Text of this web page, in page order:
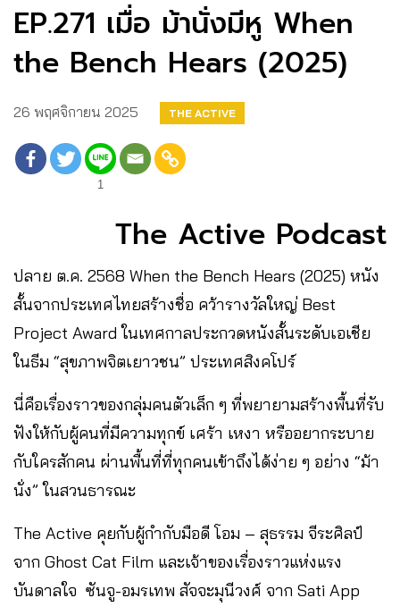
EP.271 เมื่อ ม้านั่งมีหู When
the Bench Hears (2025)
26 พฤศจิกายน 2025 THE ACTIVE
1
The Active Podcast
ปลาย ต.ค. 2568 When the Bench Hears (2025) หนัง
สั้นจากประเทศไทยสร้างชื่อ คว้ารางวัลใหญ่ Best
Project Award ในเทศกาลประกวดหนังสั้นระดับเอเชีย
ในธีม “สุขภาพจิตเยาวชน” ประเทศสิงคโปร์
นี่คือเรื่องราวของกลุ่มคนตัวเล็ก ๆ ที่พยายามสร้างพื้นที่รับ
ฟังให้กับผู้คนที่มีความทุกข์ เศร้า เหงา หรืออยากระบาย
กับใครสักคน ผ่านพื้นที่ที่ทุกคนเข้าถึงได้ง่าย ๆ อย่าง “ม้า
นั่ง” ในสวนธารณะ
The Active คุยกับผู้กำกับมือดี โอม – สุธรรม จีระศิลป์
จาก Ghost Cat Film และเจ้าของเรื่องราวแห่งแรง
บันดาลใจ ซันจู-อมรเทพ สัจจะมุนีวงศ์ จาก Sati App